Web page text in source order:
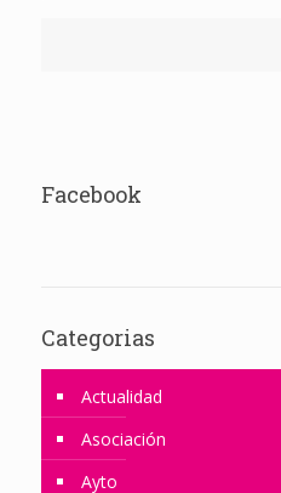
Facebook
Categorias
Actualidad
Asociación
Ayto